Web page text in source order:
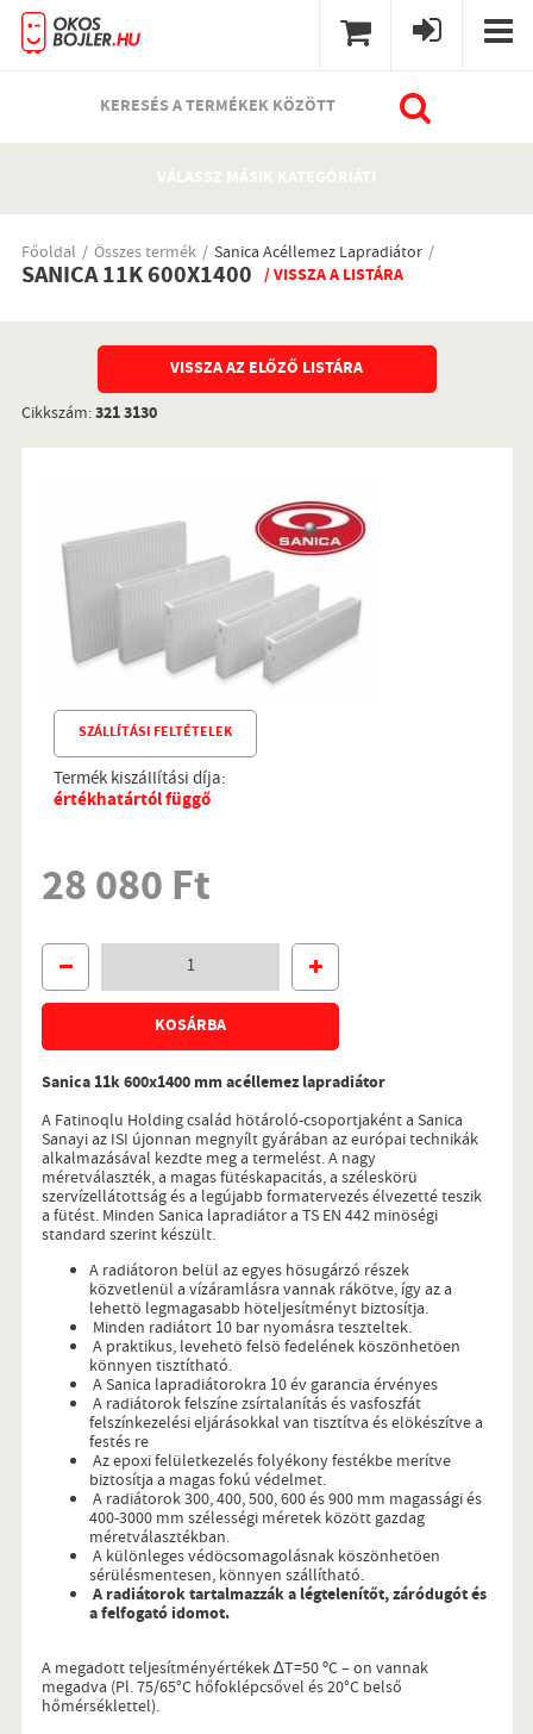
KERESÉS A TERMÉKEK KÖZÖTT
VÁLASSZ MÁSIK KATEGÓRIÁT!
Főoldal Összes termék Sanica Acéllemez Lapradiátor
SANICA 11K 600X1400 / VISSZA A LISTÁRA
VISSZA AZ ELŐZŐ LISTÁRA
Cikkszám:321 3130
SZÁLLÍTÁSI FELTÉTELEK
Termék kiszállítási díja:
értékhatártól függő
28 080 Ft
KOSÁRBA
Sanica 11k 600x1400 mm acéllemez lapradiátor
A Fatinoqlu Holding család hötároló-csoportjaként a Sanica
Sanayi az ISI újonnan megnyílt gyárában az európai technikák
alkalmazásával kezdte meg a termelést. A nagy
méretválaszték, a magas fütéskapacitás, a széleskörü
szervízellátottság és a legújabb formatervezés élvezetté teszik
a fütést. Minden Sanica lapradiátor a TS EN 442 minöségi
standard szerint készült.
A radiátoron belül az egyes hösugárzó részek
közvetlenül a vízáramlásra vannak rákötve, így az a
lehettö legmagasabb höteljesítményt biztosítja.
Minden radiátort 10 bar nyomásra teszteltek.
A praktikus, levehetö felsö fedelének köszönhetöen
könnyen tisztítható.
A Sanica lapradiátorokra 10 év garancia érvényes
A radiátorok felszíne zsírtalanítás és vasfoszfát
felszínkezelési eljárásokkal van tisztítva és elökészítve a
festés re
Az epoxi felületkezelés folyékony festékbe merítve
biztosítja a magas fokú védelmet.
A radiátorok 300, 400, 500, 600 és 900 mm magassági és
400-3000 mm szélességi méretek között gazdag
méretválasztékban.
A különleges védöcsomagolásnak köszönhetöen
sérülésmentesen, könnyen szállítható.
A radiátorok tartalmazzák a légtelenítőt, záródugót és
a felfogató idomot.
A megadott teljesítményértékek ∆T=50 ºC – on vannak
megadva (Pl. 75/65°C hőfoklépcsővel és 20°C belső
hőmérséklettel).